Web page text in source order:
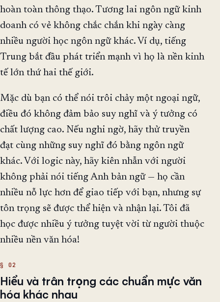
hoàn toàn thông thạo. Tương lai ngôn ngữ kinh
doanh có vẻ không chắc chắn khi ngày càng
nhiều người học ngôn ngữ khác. Ví dụ, tiếng
Trung bắt đầu phát triển mạnh vì họ là nền kinh
tế lớn thứ hai thế giới.
Mặc dù bạn có thể nói trôi chảy một ngoại ngữ,
điều đó không đảm bảo suy nghĩ và ý tưởng có
chất lượng cao. Nếu nghi ngờ, hãy thử truyền
đạt cùng những suy nghĩ đó bằng ngôn ngữ
khác. Với logic này, hãy kiên nhẫn với người
không phải nói tiếng Anh bản ngữ — họ cần
nhiều nỗ lực hơn để giao tiếp với bạn, nhưng sự
tôn trọng sẽ được thể hiện và nhận lại. Tôi đã
học được nhiều ý tưởng tuyệt vời từ người thuộc
nhiều nền văn hóa!
Hiểu và trân trọng các chuẩn mực văn
hóa khác nhau